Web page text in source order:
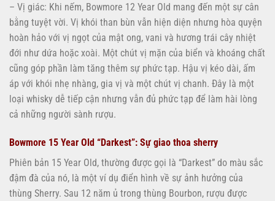
– Vị giác: Khi nếm, Bowmore 12 Year Old mang đến một sự cân
bằng tuyệt vời. Vị khói than bùn vẫn hiện diện nhưng hòa quyện
hoàn hảo với vị ngọt của mật ong, vani và hương trái cây nhiệt
đới như dứa hoặc xoài. Một chút vị mặn của biển và khoáng chất
cũng góp phần làm tăng thêm sự phức tạp. Hậu vị kéo dài, ấm
áp với khói nhẹ nhàng, gia vị và một chút vị chanh. Đây là một
loại whisky dễ tiếp cận nhưng vẫn đủ phức tạp để làm hài lòng
cả những người sành rượu.
Bowmore 15 Year Old “Darkest”: Sự giao thoa sherry
Phiên bản 15 Year Old, thường được gọi là “Darkest” do màu sắc
đậm đà của nó, là một ví dụ điển hình về sự ảnh hưởng của
thùng Sherry. Sau 12 năm ủ trong thùng Bourbon, rượu được